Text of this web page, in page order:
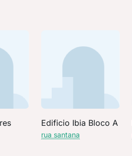
Edificio Ibia Bloco A
rua santana